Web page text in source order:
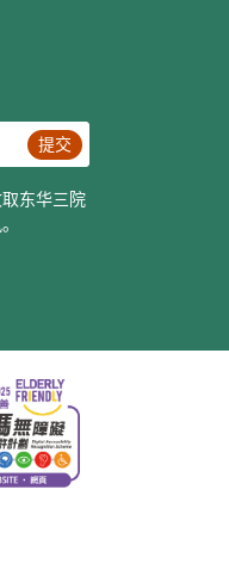
提交
东华三院